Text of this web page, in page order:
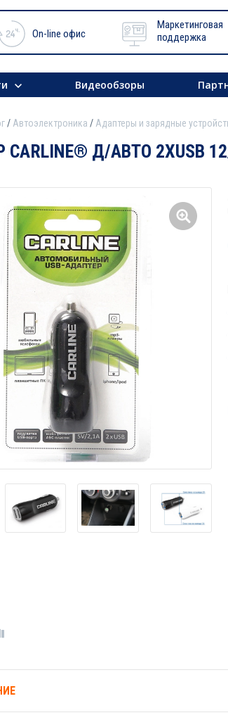
On-line офис
Маркетинговая
поддержка
Видеообзоры
Автоэлектроника Адаптеры и зарядные
Д/АВТО 2ХUSB